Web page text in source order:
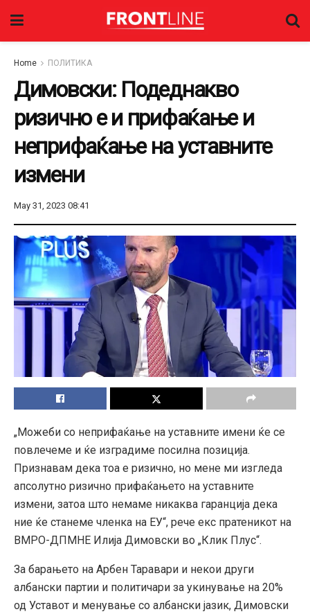
Home ПОЛИТИКА
Димовски: Подеднакво
ризично е и прифаќање и
неприфаќање на уставните
измени
May 31, 2023 08:41
„Можеби со неприфаќање на уставните имени ќе се
повлечеме и ќе изградиме посилна позиција.
Признавам дека тоа е ризично, но мене ми изгледа
апсолутно ризично прифаќањето на уставните
измени, затоа што немаме никаква гаранција дека
ние ќе станеме членка на ЕУ“, рече екс пратеникот на
ВМРО-ДПМНЕ Илија Димовски во „Клик Плус“.
За барањето на Арбен Таравари и некои други
албански партии и политичари за укинување на 20%
од Уставот и менување со албански јазик, Димовски